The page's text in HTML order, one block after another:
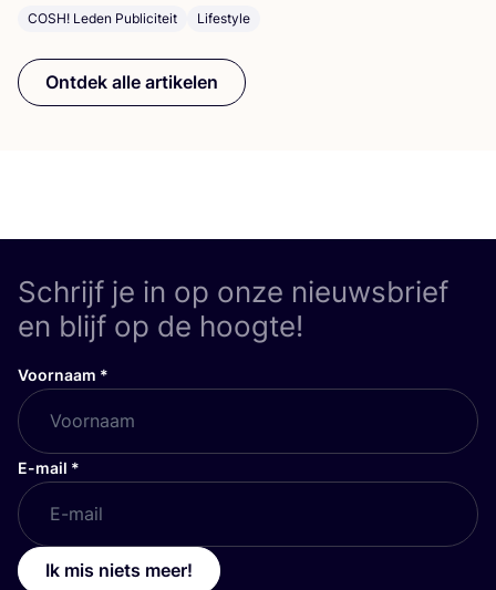
COSH! Leden Publiciteit Lifestyle
Ontdek alle artikelen
Schrijf je in op onze nieuwsbrief
en blijf op de hoogte!
Voornaam *
E-mail *
Ik mis niets meer!